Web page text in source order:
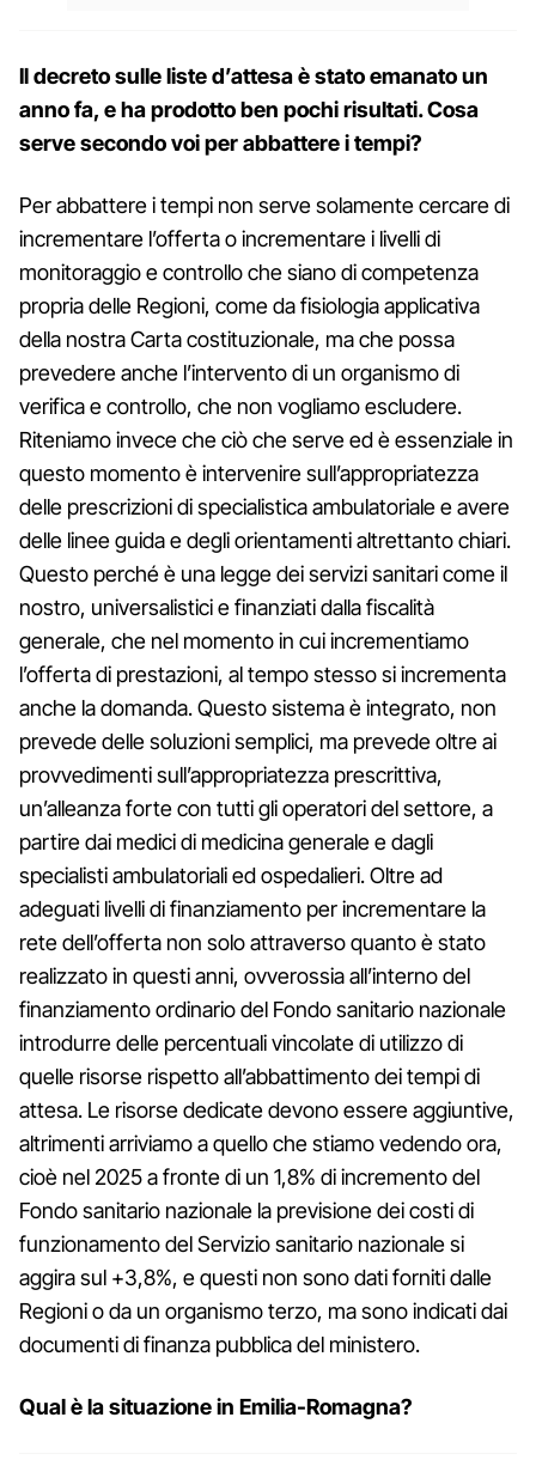
Il decreto sulle liste d’attesa è stato emanato un
anno fa, e ha prodotto ben pochi risultati. Cosa
serve secondo voi per abbattere i tempi?
Per abbattere i tempi non serve solamente cercare di
incrementare l’offerta o incrementare i livelli di
monitoraggio e controllo che siano di competenza
propria delle Regioni, come da fisiologia applicativa
della nostra Carta costituzionale, ma che possa
prevedere anche l’intervento di un organismo di
verifica e controllo, che non vogliamo escludere.
Riteniamo invece che ciò che serve ed è essenziale in
questo momento è intervenire sull’appropriatezza
delle prescrizioni di specialistica ambulatoriale e avere
delle linee guida e degli orientamenti altrettanto chiari.
Questo perché è una legge dei servizi sanitari come il
nostro, universalistici e finanziati dalla fiscalità
generale, che nel momento in cui incrementiamo
l’offerta di prestazioni, al tempo stesso si incrementa
anche la domanda. Questo sistema è integrato, non
prevede delle soluzioni semplici, ma prevede oltre ai
provvedimenti sull’appropriatezza prescrittiva,
un’alleanza forte con tutti gli operatori del settore, a
partire dai medici di medicina generale e dagli
specialisti ambulatoriali ed ospedalieri. Oltre ad
adeguati livelli di finanziamento per incrementare la
rete dell’offerta non solo attraverso quanto è stato
realizzato in questi anni, ovverossia all’interno del
finanziamento ordinario del Fondo sanitario nazionale
introdurre delle percentuali vincolate di utilizzo di
quelle risorse rispetto all’abbattimento dei tempi di
attesa. Le risorse dedicate devono essere aggiuntive,
altrimenti arriviamo a quello che stiamo vedendo ora,
cioè nel 2025 a fronte di un 1,8% di incremento del
Fondo sanitario nazionale la previsione dei costi di
funzionamento del Servizio sanitario nazionale si
aggira sul +3,8%, e questi non sono dati forniti dalle
Regioni o da un organismo terzo, ma sono indicati dai
documenti di finanza pubblica del ministero.
Qual è la situazione in Emilia-Romagna?